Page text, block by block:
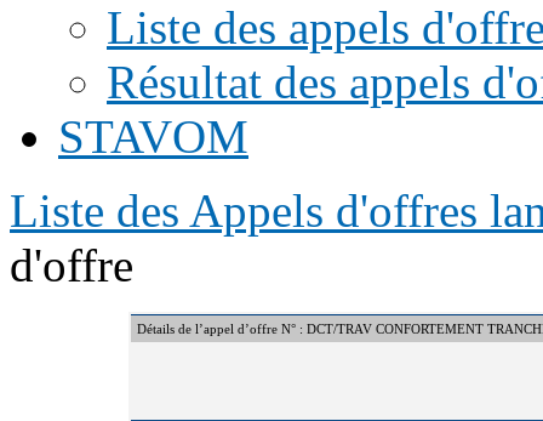
Liste des appels
Résultat des appels
STAVOM
Liste des Appels d'offres
d'offre
Détails de l’appel d’offre N° : DCT/TRAV CONFORTEMENT